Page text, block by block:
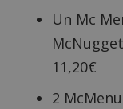
Un Mc
11,20€
2